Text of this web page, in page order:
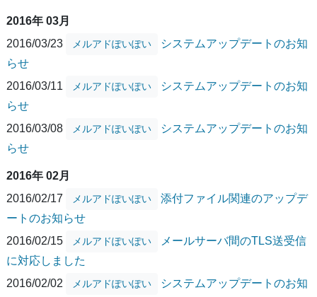
2016年 03月
2016/03/23
メルアドぽいぽい
システムアップデートのお知
らせ
2016/03/11
メルアドぽいぽい
システムアップデートのお知
らせ
2016/03/08
メルアドぽいぽい
システムアップデートのお知
らせ
2016年 02月
2016/02/17
メルアドぽいぽい
添付ファイル関連のアップデ
ートのお知らせ
2016/02/15
メルアドぽいぽい
メールサーバ間のTLS送受信
に対応しました
2016/02/02
メルアドぽいぽい
システムアップデートのお知